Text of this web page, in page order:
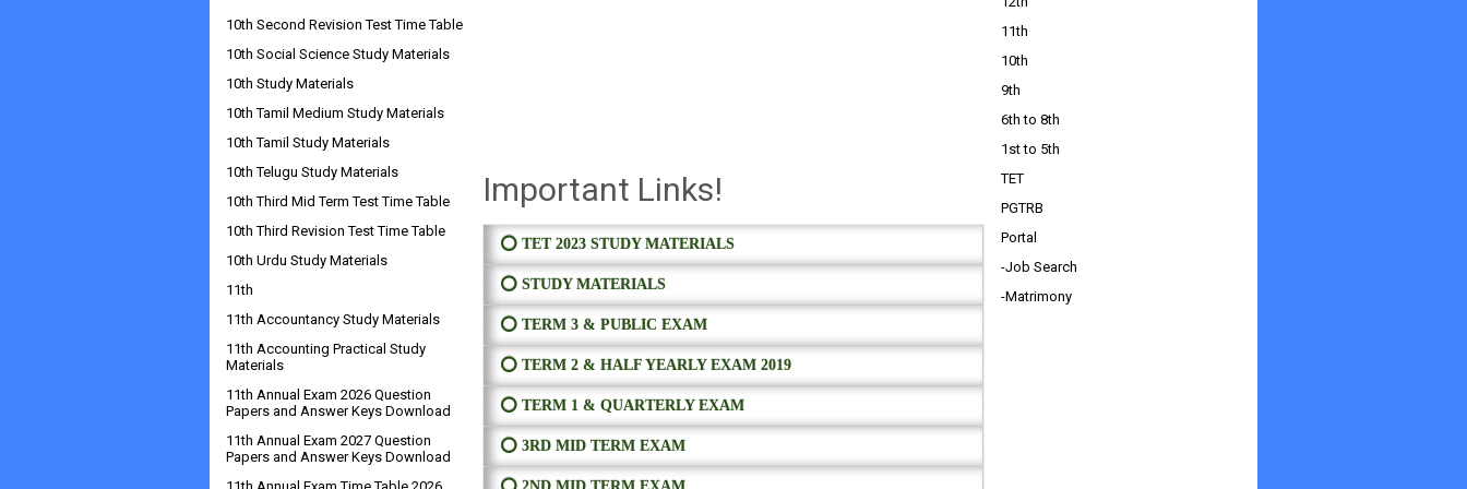
Important Links!
⭕ TET 2023 STUDY MATERIALS
⭕ STUDY MATERIALS
⭕ TERM 3 & PUBLIC EXAM
⭕ TERM 2 & HALF YEARLY EXAM 2019
⭕ TERM 1 & QUARTERLY EXAM
⭕ 3RD MID TERM EXAM
10th Second Revision Test Time Table
10th Social Science Study Materials
10th Study Materials
10th Tamil Medium Study Materials
10th Tamil Study Materials
10th Telugu Study Materials
10th Third Mid Term Test Time Table
10th Third Revision Test Time Table
10th Urdu Study Materials
11th
11th Accountancy Study Materials
11th Accounting Practical Study
Materials
11th Annual Exam 2026 Question
Papers and Answer Keys Download
11th Annual Exam 2027 Question
Papers and Answer Keys Download
11th
10th
9th
6th to 8th
1st to 5th
TET
PGTRB
Portal
-Job Search
-Matrimony